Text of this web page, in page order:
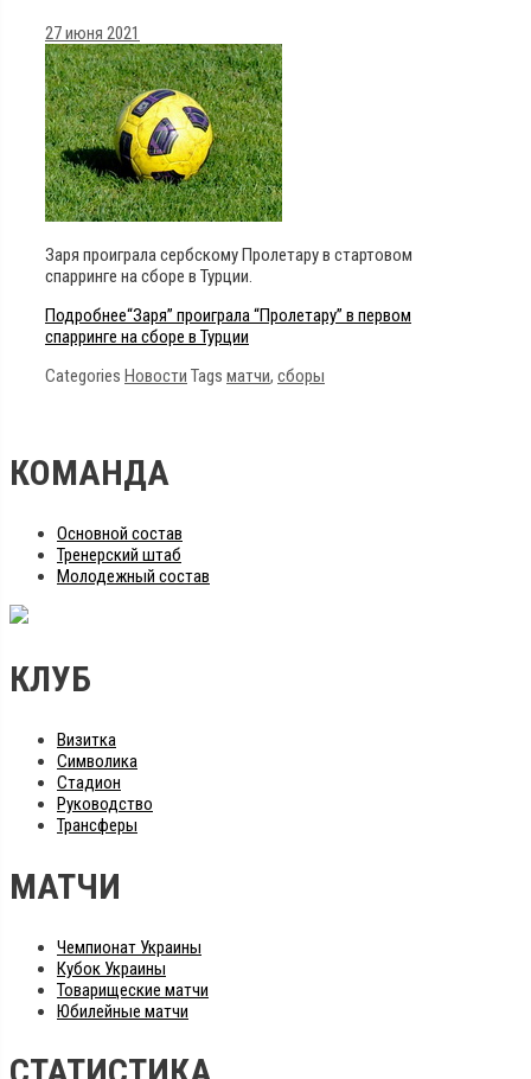
27 июня 2021
Заря проиграла сербскому Пролетару в стартовом
спарринге на сборе в Турции.
Подробнее“Заря” проиграла “Пролетару” в первом
спарринге на сборе в Турции
Categories Новости Tags матчи, сборы
КОМАНДА
Основной состав
Тренерский штаб
Молодежный состав
КЛУБ
Визитка
Символика
Стадион
Руководство
Трансферы
МАТЧИ
Чемпионат Украины
Кубок Украины
Товарищеские матчи
Юбилейные матчи